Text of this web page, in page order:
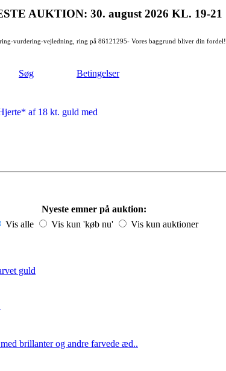
AUKTION: 30. august 2026 KL. 19-21
vurdering-vejledning, ring på 86121295- Vores baggrund bliver din fordel!
Søg Betingelser
af 18 kt. guld med
Nyeste emner på auktion:
Vis alle
Vis kun 'køb nu'
Vis kun auktioner
guld
brillanter og andre farvede æd..